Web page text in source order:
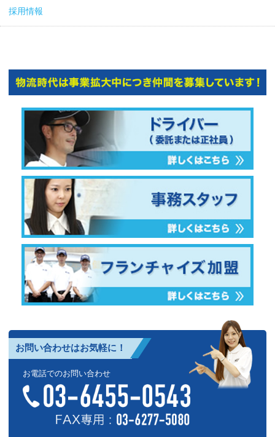
採用情報
お問い合わせはお気軽に！
お電話でのお問い合わせ